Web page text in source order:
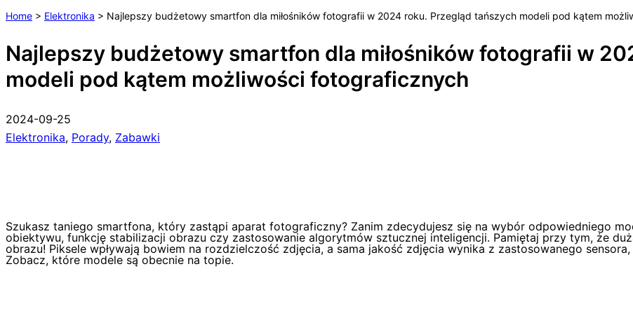
Home > Elektronika > Najlepszy budżetowy smartfon dla miłośników fotografii w 2024 roku. Przegląd tańszych modeli pod kątem
Najlepszy budżetowy smartfon dla miłośników fotografii w
modeli pod kątem możliwości fotograficznych
2024-09-25
Elektronika, Porady, Zabawki
Szukasz taniego smartfona, który zastąpi aparat fotograficzny? Zanim zdecydujesz się na wybór odpowiedniego
obiektywu, funkcję stabilizacji obrazu czy zastosowanie algorytmów sztucznej inteligencji. Pamiętaj przy tym, że
obrazu! Piksele wpływają bowiem na rozdzielczość zdjęcia, a sama jakość zdjęcia wynika z zastosowanego
Zobacz, które modele są obecnie na topie.